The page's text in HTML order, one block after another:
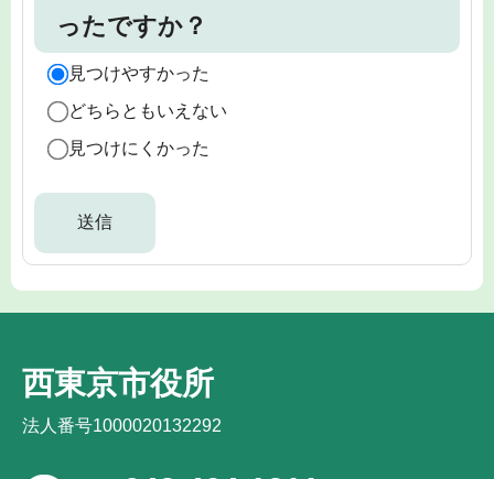
ったですか？
見つけやすかった
どちらともいえない
見つけにくかった
西東京市役所
法人番号1000020132292